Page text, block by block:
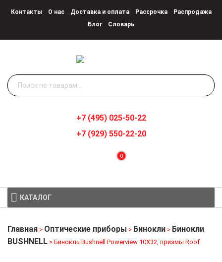
Контакты О нас Доставка и оплата Рассрочка
Распродажа
Блог
Словарь
Искать:
0
+7 (495) 025-50-22
+7 (929) 550-22-20
КАТАЛОГ
Главная > Оптические приборы > Бинокли > Бинокли
BUSHNELL > Бинокль Bushnell Powerview 10X32, призмы Roof